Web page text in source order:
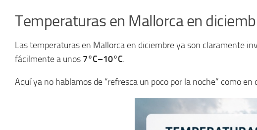
Temperaturas en Mallorca en
Las temperaturas en Mallorca en diciembre ya son claramente
fácilmente a unos 7°C–10°C.
Aquí ya no hablamos de “refresca un poco por la noche” como